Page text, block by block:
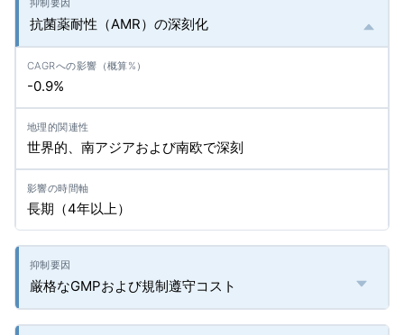
抗菌薬耐性（AMR）の深刻化
-0.9%
世界的、南アジアおよび南欧で深刻
長期（4年以上）
厳格なGMPおよび規制遵守コスト